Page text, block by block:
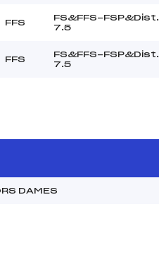
FFS
FS&FFS-FSP&Dist.
7.5
FFS
FS&FFS-FSP&Dist.
7.5
DAMES